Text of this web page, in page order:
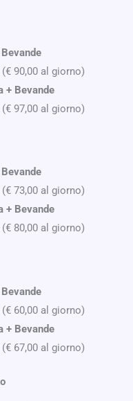
(€ 90,00 al giorno)
+ Bevande
(€ 97,00 al giorno)
(€ 73,00 al giorno)
+ Bevande
(€ 80,00 al giorno)
(€ 60,00 al giorno)
+ Bevande
(€ 67,00 al giorno)